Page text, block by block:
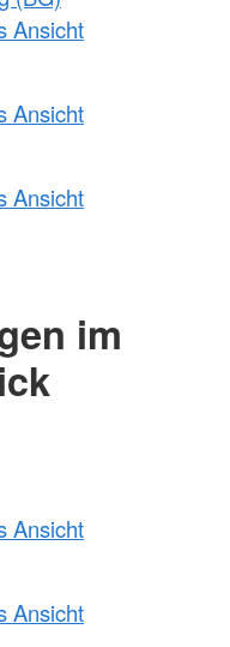
Ansicht
Ansicht
Ansicht
im
Ansicht
Ansicht